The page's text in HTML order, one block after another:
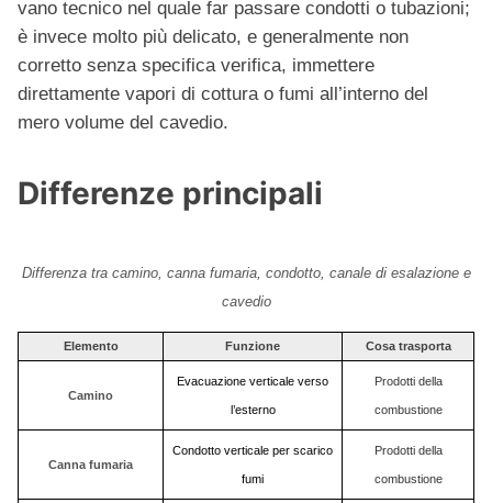
vano tecnico nel quale far passare condotti o tubazioni;
è invece molto più delicato, e generalmente non
corretto senza specifica verifica, immettere
direttamente vapori di cottura o fumi all’interno del
mero volume del cavedio.
Differenze principali
Differenza tra camino, canna fumaria, condotto, canale di esalazione e
cavedio
Elemento Funzione Cosa trasporta
Camino
Evacuazione verticale verso
l’esterno
Prodotti della
combustione
Canna fumaria
Condotto verticale per scarico
fumi
Prodotti della
combustione